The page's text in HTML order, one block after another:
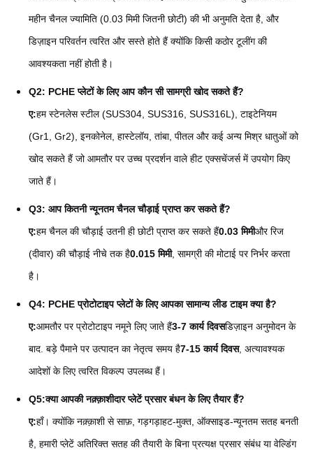
महीन चैनल ज्यामिति (0.03 मिमी जितनी छोटी) की भी अनुमति देता है, और
डिज़ाइन परिवर्तन त्वरित और सस्ते होते हैं क्योंकि किसी कठोर टूलींग की
आवश्यकता नहीं होती है।
Q2: PCHE प्लेटों के लिए आप कौन सी सामग्री खोद सकते हैं?
ए:हम स्टेनलेस स्टील (SUS304, SUS316, SUS316L), टाइटेनियम
(Gr1, Gr2), इनकोनेल, हास्टेलॉय, तांबा, पीतल और कई अन्य मिश्र धातुओं को
खोद सकते हैं जो आमतौर पर उच्च प्रदर्शन वाले हीट एक्सचेंजर्स में उपयोग किए
जाते हैं।
Q3: आप कितनी न्यूनतम चैनल चौड़ाई प्राप्त कर सकते हैं?
ए:हम चैनल की चौड़ाई उतनी ही छोटी प्राप्त कर सकते हैं0.03 मिमीऔर रिज
(दीवार) की चौड़ाई नीचे तक है0.015 मिमी, सामग्री की मोटाई पर निर्भर करता
है।
Q4: PCHE प्रोटोटाइप प्लेटों के लिए आपका सामान्य लीड टाइम क्या है?
ए:आमतौर पर प्रोटोटाइप नमूने लिए जाते हैं3-7 कार्य दिवसडिज़ाइन अनुमोदन के
बाद. बड़े पैमाने पर उत्पादन का नेतृत्व समय है7-15 कार्य दिवस, अत्यावश्यक
आदेशों के लिए त्वरित विकल्प उपलब्ध हैं।
Q5:क्या आपकी नक़्क़ाशीदार प्लेटें प्रसार बंधन के लिए तैयार हैं?
ए:हाँ। क्योंकि नक़्क़ाशी से साफ़, गड़गड़ाहट-मुक्त, ऑक्साइड-न्यूनतम सतह बनती
है, हमारी प्लेटें अतिरिक्त सतह की तैयारी के बिना प्रत्यक्ष प्रसार संबंध या वेल्डिंग